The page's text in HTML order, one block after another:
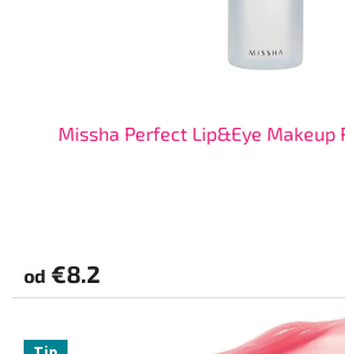
Missha Perfect Lip&Eye Makeup
od €8.2